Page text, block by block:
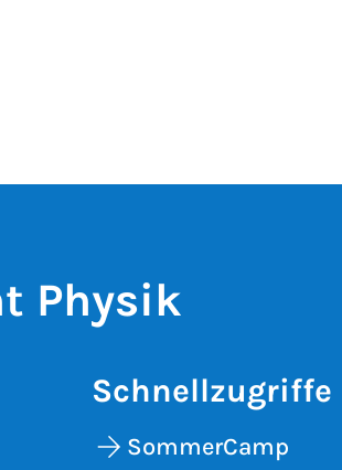
Physik
Schnellzugriffe
SommerCamp